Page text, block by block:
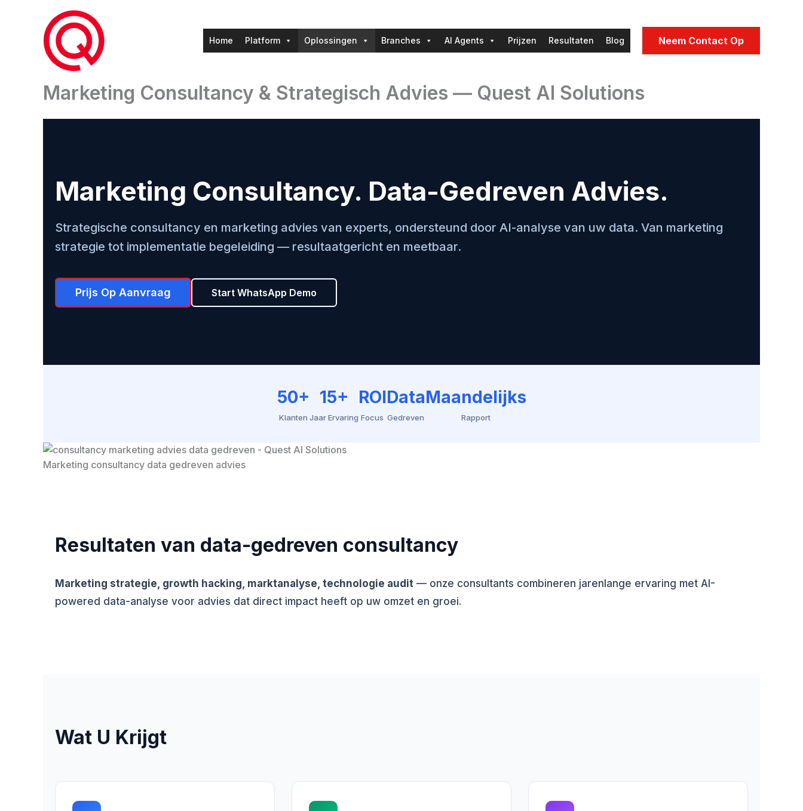
Home Platform Oplossingen Branches AI Agents Prijzen Resultaten Blog Neem Contact Op
Marketing Consultancy & Strategisch Advies — Quest AI Solutions
Marketing Consultancy. Data-Gedreven Advies.
Strategische consultancy en marketing advies van experts, ondersteund door AI-analyse van uw data. Van marketing
strategie tot implementatie begeleiding — resultaatgericht en meetbaar.
Prijs Op Aanvraag Start WhatsApp Demo
50+
Klanten
15+
Jaar Ervaring
ROI
Focus
Data
Gedreven
Maandelijks
Rapport
Marketing consultancy data gedreven advies
Resultaten van data-gedreven consultancy
Marketing strategie, growth hacking, marktanalyse, technologie audit — onze consultants combineren jarenlange ervaring met AI-
powered data-analyse voor advies dat direct impact heeft op uw omzet en groei.
Wat U Krijgt